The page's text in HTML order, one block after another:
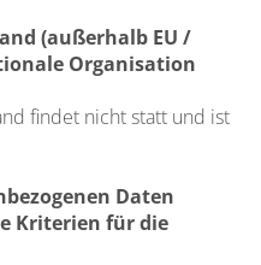
(außerhalb EU /
Organisation
findet nicht statt und ist
Daten
Kriterien für die